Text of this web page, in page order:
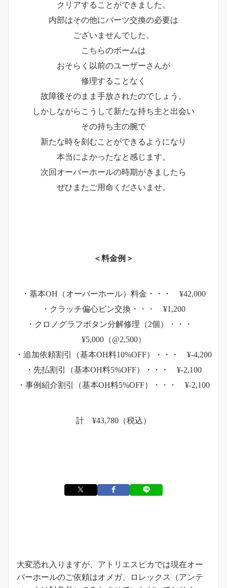
クリアすることができました。
内部はその他にパーツ交換の必要は
ございませんでした。
こちらのボームは
おそらく以前のユーザーさんが
修理することなく
故障後そのまま手放されたのでしょう。
しかしながらこうして新たな持ち主と出会い
その持ち主の腕で
新たな時を刻むことができるようになり
本当によかったなと感じます。
次回オーバーホールの時期がきましたら
ぜひまたご用命くださいませ。
＜料金例＞
・基本OH（オーバーホール）料金・・・ ¥42,000
・クラッチ偏心ピン交換・・・ ¥1,200
・クロノグラフボタン分解修理（2個）・・・
¥5,000（@2,500）
・追加依頼割引（基本OH料10%OFF）・・・ ¥-4,200
・先払割引（基本OH料5%OFF）・・・ ¥-2,100
・事例紹介割引（基本OH料5%OFF）・・・ ¥-2,100
計 ¥43,780（税込）
大変恐れ入りますが、アトリエスピカでは現在オー
バーホールのご依頼はオメガ、ロレックス（アンテ